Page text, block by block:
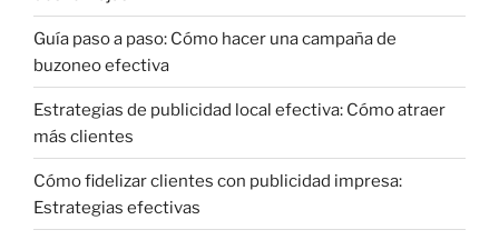
Guía paso a paso: Cómo hacer una campaña de
buzoneo efectiva
Estrategias de publicidad local efectiva: Cómo atraer
más clientes
Cómo fidelizar clientes con publicidad impresa:
Estrategias efectivas